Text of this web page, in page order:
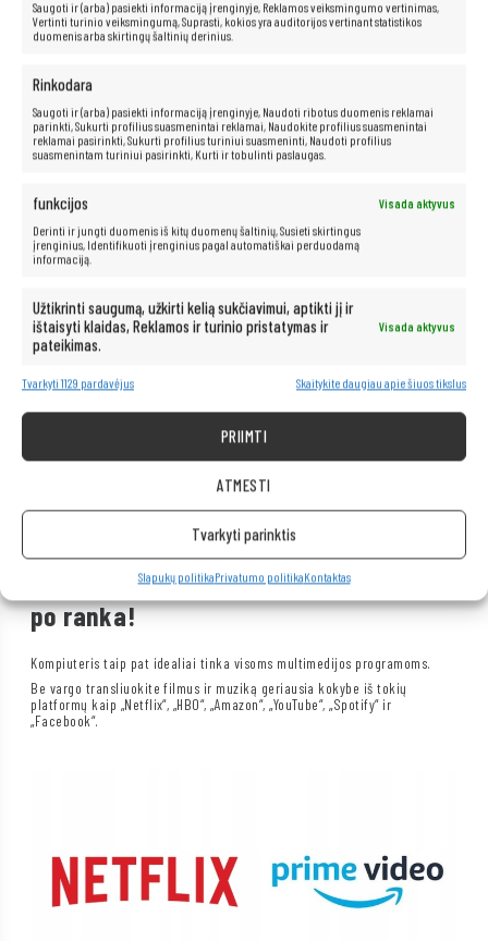
Saugoti ir (arba) pasiekti informaciją įrenginyje, Reklamos veiksmingumo vertinimas,
Vertinti turinio veiksmingumą, Suprasti, kokios yra auditorijos vertinant statistikos
duomenis arba skirtingų šaltinių derinius.
Rinkodara
Saugoti ir (arba) pasiekti informaciją įrenginyje, Naudoti ribotus duomenis reklamai
parinkti, Sukurti profilius suasmenintai reklamai, Naudokite profilius suasmenintai
reklamai pasirinkti, Sukurti profilius turiniui suasmeninti, Naudoti profilius
suasmenintam turiniui pasirinkti, Kurti ir tobulinti paslaugas.
funkcijos
Visada aktyvus
Derinti ir jungti duomenis iš kitų duomenų šaltinių, Susieti skirtingus
įrenginius, Identifikuoti įrenginius pagal automatiškai perduodamą
informaciją.
Užtikrinti saugumą, užkirti kelią sukčiavimui, aptikti jį ir
ištaisyti klaidas, Reklamos ir turinio pristatymas ir
pateikimas.
Visada aktyvus
Tvarkyti 1129 pardavėjus Skaitykite daugiau apie šiuos tikslus
PRIIMTI
ATMESTI
Tvarkyti parinktis
Slapukų politikaPrivatumo politikaKontaktas
Intel® Core™i7-8850H
„Intel Core i7“procesoriai yra puikus sprendimas tiems, kurie ieško
galingo ir greito kompiuterio. Jie padidina našumą, leidžia vartotojams
greitai atidaryti failus ir programas bei akimirksniu pereiti iš vienos
programos ar interneto puslapio į kitą. Be to, šie procesoriai siūlo
išskirtines pramogų galimybes ir sklandų aukštos raiškos vaizdo įrašų
Neribotos multimedijos galimybės yra
po ranka!
Kompiuteris taip pat idealiai tinka visoms multimedijos programoms.
Be vargo transliuokite filmus ir muziką geriausia kokybe iš tokių
platformų kaip „Netflix“, „HBO“, „Amazon“, „YouTube“, „Spotify“ ir
„Facebook“.